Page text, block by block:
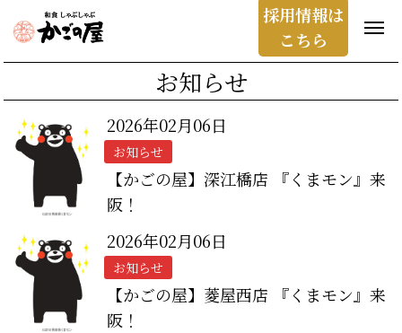
採用情報は
こちら
お知らせ
2026年02月06日
お知らせ
【かごの屋】深江橋店 『くまモン』来
阪！
2026年02月06日
お知らせ
【かごの屋】菱屋西店 『くまモン』来
阪！